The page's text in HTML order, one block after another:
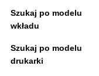
Szukaj po modelu
wkładu
Szukaj po modelu
drukarki